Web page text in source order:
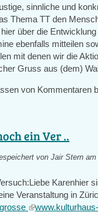
sinnliche und
Thema TT den
über die
ebenfalls mitteilen
mit denen wir die
Gruss aus (dem)
von Kommentaren
ein Ver ..
von Jair Stern am
Karenhier
Veranstaltung in
(link